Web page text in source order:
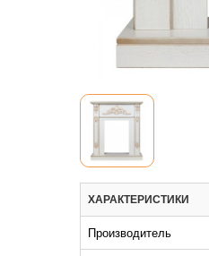
ХАРАКТЕРИСТИКИ
Производитель